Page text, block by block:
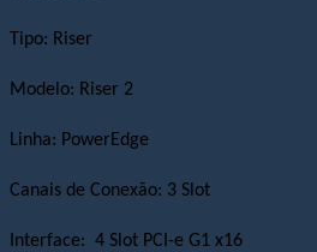
Tipo: Riser
Modelo: Riser 2
Linha: PowerEdge
Canais de Conexão: 3 Slot
Interface: 4 Slot PCI-e G1 x16